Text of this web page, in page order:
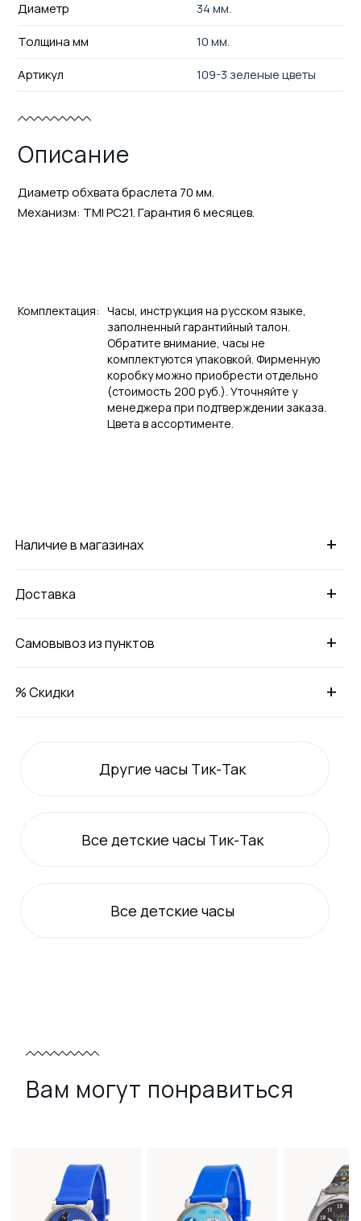
Диаметр
34 мм.
Толщина мм
10 мм.
Артикул
109-3 зеленые цветы
Описание
Диаметр обхвата браслета 70 мм.
Механизм: TMI PC21. Гарантия 6 месяцев.
Комплектация: Часы, инструкция на русском языке,
заполненный гарантийный талон.
Обратите внимание, часы не
комплектуются упаковкой. Фирменную
коробку можно приобрести отдельно
(стоимость 200 руб.). Уточняйте у
менеджера при подтверждении заказа.
Цвета в ассортименте.
+
Наличие в магазинах
+
Доставка
+
Самовывоз из пунктов
+
% Скидки
Другие часы Тик-Так
Все детские часы Тик-Так
Все детские часы
Вам могут понравиться